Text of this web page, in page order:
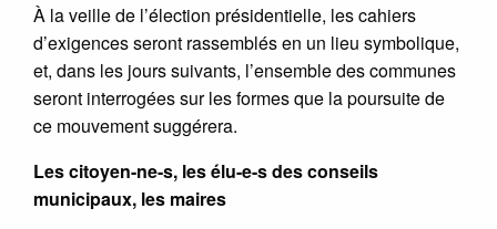
À la veille de l’élection présidentielle, les cahiers
d’exigences seront rassemblés en un lieu symbolique,
et, dans les jours suivants, l’ensemble des communes
seront interrogées sur les formes que la poursuite de
ce mouvement suggérera.
Les citoyen-ne-s, les élu-e-s des conseils
municipaux, les maires